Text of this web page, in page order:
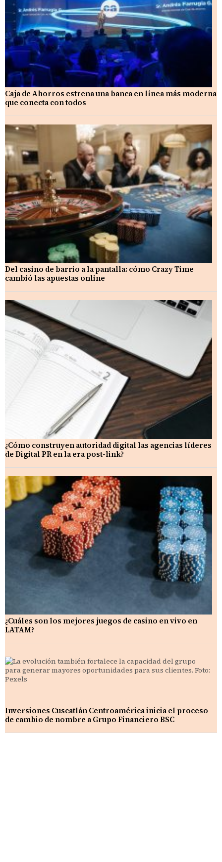
Caja de Ahorros estrena una banca en línea más moderna
que conecta con todos
Del casino de barrio a la pantalla: cómo Crazy Time
cambió las apuestas online
¿Cómo construyen autoridad digital las agencias líderes
de Digital PR en la era post-link?
¿Cuáles son los mejores juegos de casino en vivo en
LATAM?
Inversiones Cuscatlán Centroamérica inicia el proceso
de cambio de nombre a Grupo Financiero BSC